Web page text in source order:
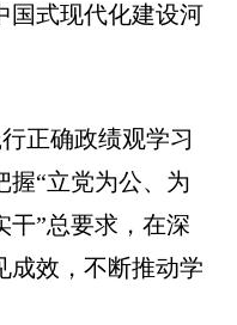
国式现代化建设河
正确政绩观学习
握“立党为公、为
干”总要求，在深
成效，不断推动学